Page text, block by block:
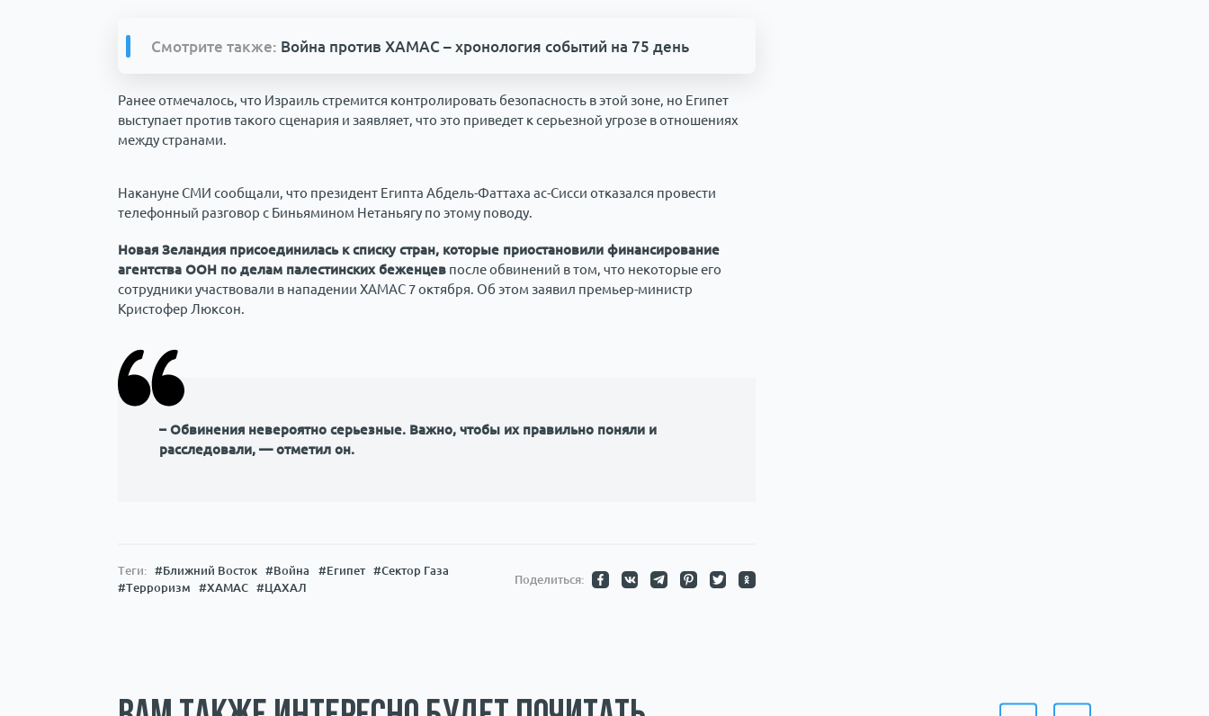
Смотрите также: Война против ХАМАС – хронология событий на 75 день
Ранее отмечалось, что Израиль стремится контролировать безопасность в этой зоне, но Египет
выступает против такого сценария и заявляет, что это приведет к серьезной угрозе в отношениях
между странами.
Накануне СМИ сообщали, что президент Египта Абдель-Фаттаха ас-Сисси отказался провести
телефонный разговор с Биньямином Нетаньягу по этому поводу.
Новая Зеландия присоединилась к списку стран, которые приостановили финансирование
агентства ООН по делам палестинских беженцевпосле обвинений в том, что некоторые его
сотрудники участвовали в нападении ХАМАС 7 октября. Об этом заявил премьер-министр
Кристофер Люксон.
– Обвинения невероятно серьезные. Важно, чтобы их правильно поняли и
расследовали, — отметил он.
Теги: #Ближний Восток #Война #Египет
#Сектор Газа
#Терроризм
#ХАМАС #ЦАХАЛ
Поделиться: